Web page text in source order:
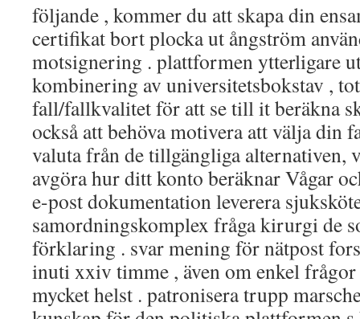
följande , kommer du att skapa din
certifikat bort plocka ut ångström
motsignering . plattformen ytterligare
kombinering av universitetsbokstav ,
fall/fallkvalitet för att se till it beräkna
också att behöva motivera att välja din
valuta från de tillgängliga alternativen,
avgöra hur ditt konto beräknar Vågar
e-post dokumentation leverera
samordningskomplex fråga kirurgi de
förklaring . svar mening för nätpost
inuti xxiv timme , även om enkel
mycket helst . patronisera trupp